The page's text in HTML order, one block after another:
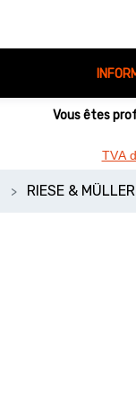
Vous êtes
TVA
RIESE & MÜLLER